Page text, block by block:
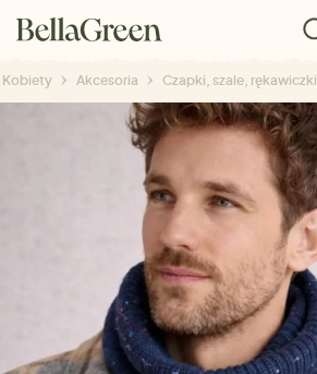
Kobiety Akcesoria Czapki, szale, rękawiczki